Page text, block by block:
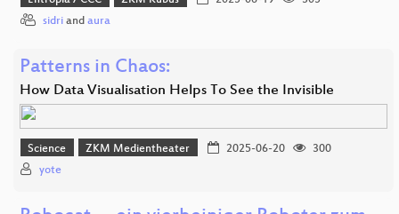
sidri and aura
Patterns in Chaos:
How Data Visualisation Helps To See the Invisible
Science ZKM Medientheater 2025-06-20
300
yote